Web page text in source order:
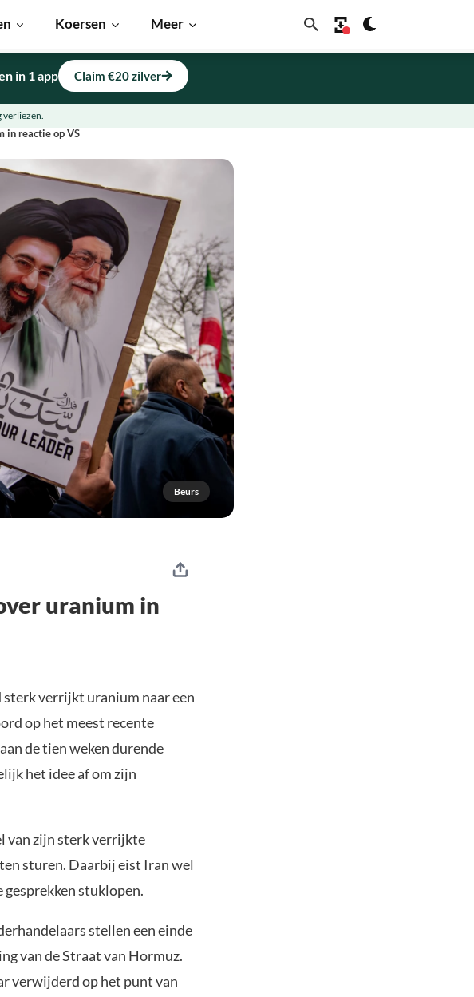
Koersen Meer
in reactie op VS
Beurs
in 1 app Claim €20 zilver
verliezen.
uranium in
sterk verrijkt uranium naar een
op het meest recente
de tien weken durende
het idee af om zijn
van zijn sterk verrijkte
sturen. Daarbij eist Iran wel
stuklopen.
stellen een einde
van de Straat van Hormuz.
verwijderd op het punt van